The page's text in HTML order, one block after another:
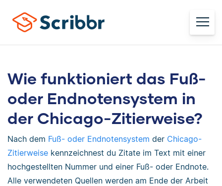
Wie funktioniert das Fuß-
oder Endnotensystem in
der Chicago-Zitierweise?
Nach dem Fuß- oder Endnotensystem der Chicago-
Zitierweise kennzeichnest du Zitate im Text mit einer
hochgestellten Nummer und einer Fuß- oder Endnote.
Alle verwendeten Quellen werden am Ende der Arbeit